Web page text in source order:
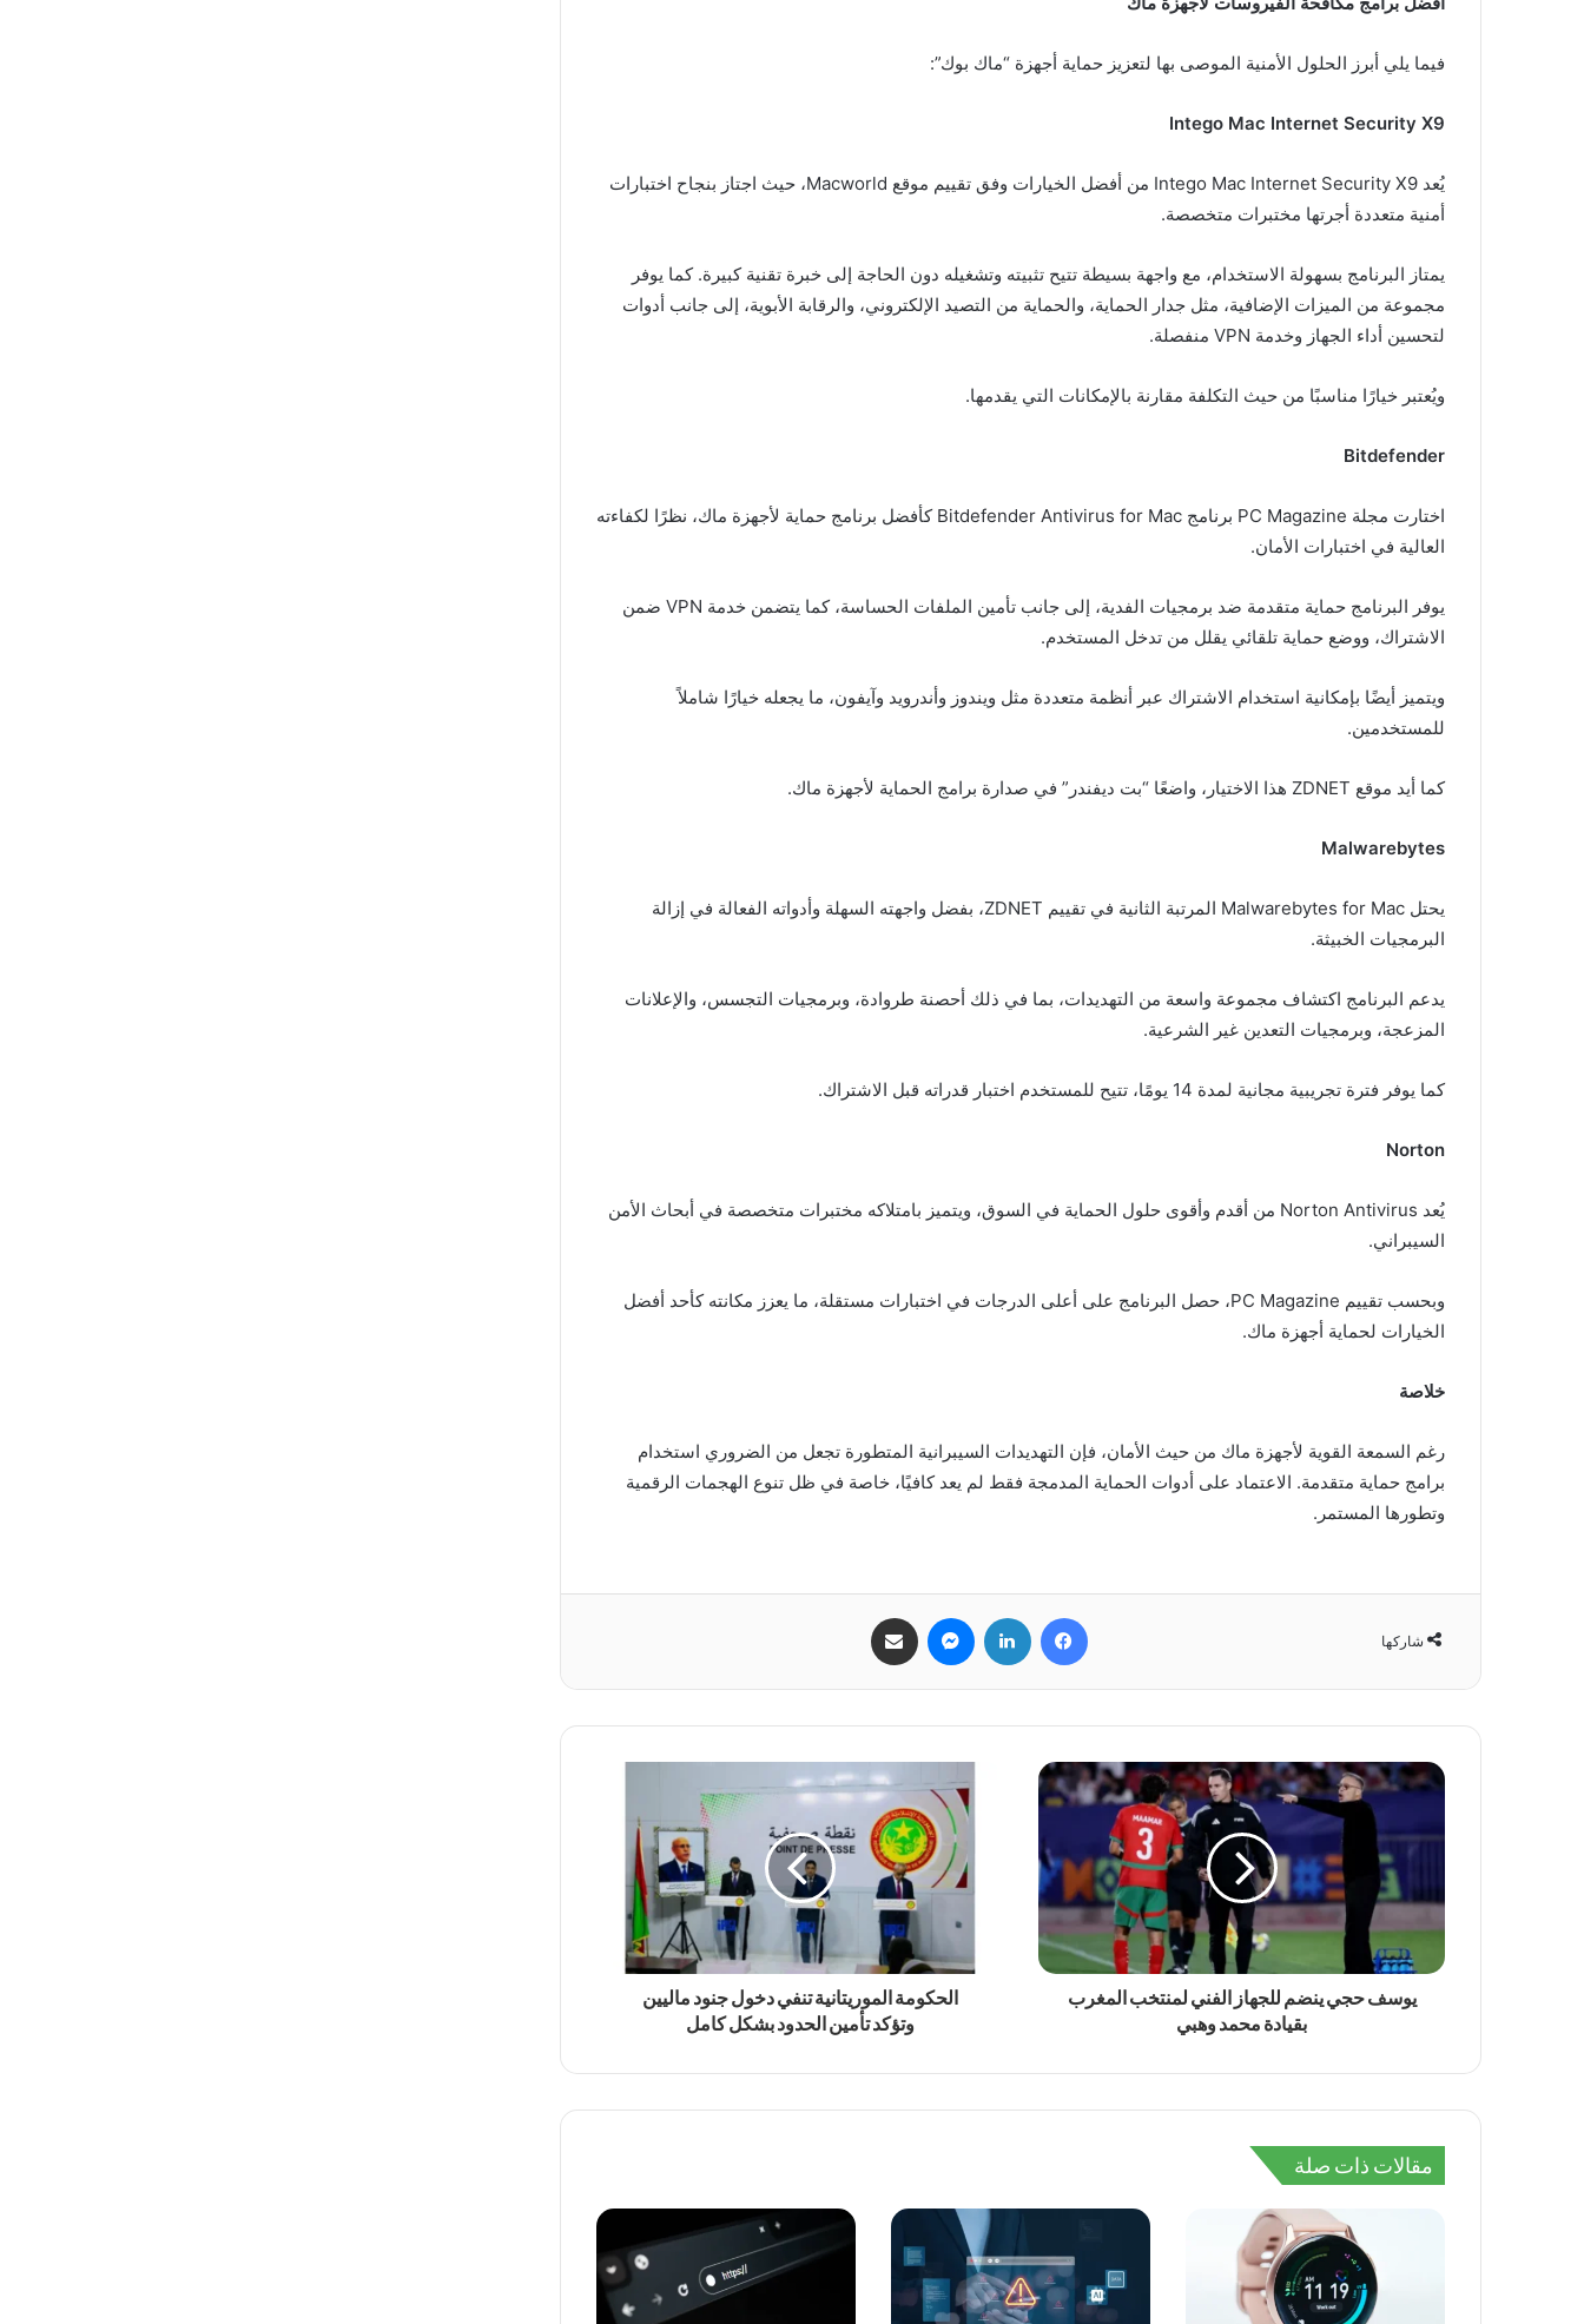
فيما يلي أبرز الحلول الأمنية الموصى بها لتعزيز حماية أجهزة “ماك بوك”:
Intego Mac Internet Security X9
يُعد Intego Mac Internet Security X9 من أفضل الخيارات وفق تقييم موقع Macworld، حيث اجتاز بنجاح اختبارات
أمنية متعددة أجرتها مختبرات متخصصة.
يمتاز البرنامج بسهولة الاستخدام، مع واجهة بسيطة تتيح تثبيته وتشغيله دون الحاجة إلى خبرة تقنية كبيرة. كما يوفر
مجموعة من الميزات الإضافية، مثل جدار الحماية، والحماية من التصيد الإلكتروني، والرقابة الأبوية، إلى جانب أدوات
لتحسين أداء الجهاز وخدمة VPN منفصلة.
ويُعتبر خيارًا مناسبًا من حيث التكلفة مقارنة بالإمكانات التي يقدمها.
Bitdefender
اختارت مجلة PC Magazine برنامج Bitdefender Antivirus for Mac كأفضل برنامج حماية لأجهزة ماك، نظرًا لكفاءته
العالية في اختبارات الأمان.
يوفر البرنامج حماية متقدمة ضد برمجيات الفدية، إلى جانب تأمين الملفات الحساسة، كما يتضمن خدمة VPN ضمن
الاشتراك، ووضع حماية تلقائي يقلل من تدخل المستخدم.
ويتميز أيضًا بإمكانية استخدام الاشتراك عبر أنظمة متعددة مثل ويندوز وأندرويد وآيفون، ما يجعله خيارًا شاملاً
للمستخدمين.
كما أيد موقع ZDNET هذا الاختيار، واضعًا “بت ديفندر” في صدارة برامج الحماية لأجهزة ماك.
Malwarebytes
يحتل Malwarebytes for Mac المرتبة الثانية في تقييم ZDNET، بفضل واجهته السهلة وأدواته الفعالة في إزالة
البرمجيات الخبيثة.
يدعم البرنامج اكتشاف مجموعة واسعة من التهديدات، بما في ذلك أحصنة طروادة، وبرمجيات التجسس، والإعلانات
المزعجة، وبرمجيات التعدين غير الشرعية.
كما يوفر فترة تجريبية مجانية لمدة 14 يومًا، تتيح للمستخدم اختبار قدراته قبل الاشتراك.
Norton
يُعد Norton Antivirus من أقدم وأقوى حلول الحماية في السوق، ويتميز بامتلاكه مختبرات متخصصة في أبحاث الأمن
السيبراني.
وبحسب تقييم PC Magazine، حصل البرنامج على أعلى الدرجات في اختبارات مستقلة، ما يعزز مكانته كأحد أفضل
الخيارات لحماية أجهزة ماك.
خلاصة
رغم السمعة القوية لأجهزة ماك من حيث الأمان، فإن التهديدات السيبرانية المتطورة تجعل من الضروري استخدام
برامج حماية متقدمة. الاعتماد على أدوات الحماية المدمجة فقط لم يعد كافيًا، خاصة في ظل تنوع الهجمات الرقمية
وتطورها المستمر.
شاركها
فيسبوك لينكدإن ماسنجر
يوسف حجي ينضم للجهاز الفني لمنتخب المغرب
بقيادة محمد وهبي
الحكومة الموريتانية تنفي دخول جنود ماليين
وتؤكد تأمين الحدود بشكل كامل
مقالات ذات صلة